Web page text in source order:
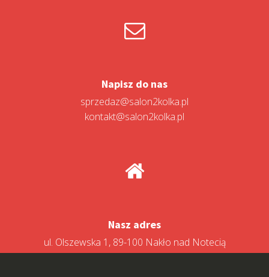
Napisz do nas
sprzedaz@salon2kolka.pl
kontakt@salon2kolka.pl
Nasz adres
ul. Olszewska 1, 89-100 Nakło nad Notecią